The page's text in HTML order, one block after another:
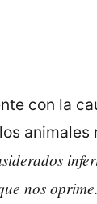
con la
nos